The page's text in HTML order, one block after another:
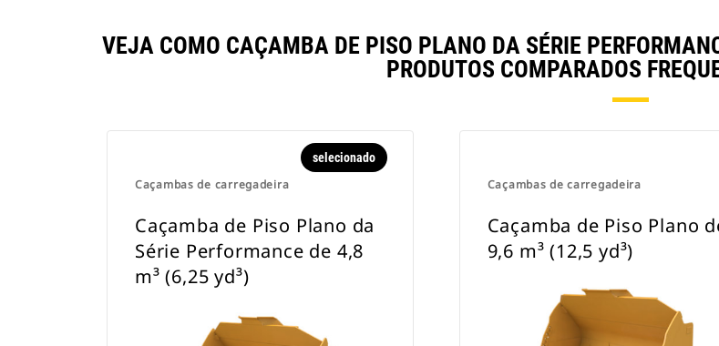
VEJA COMO CAÇAMBA DE PISO PLANO DA SÉRIE
PRODUTOS COMPARADOS
Caçambas de carregadeira
selecionado
Caçamba de Piso Plano da
Série Performance de 4,8
m³ (6,25 yd³)
Caçambas de carregadeira
Caçamba de Piso Plano
9,6 m³ (12,5 yd³)